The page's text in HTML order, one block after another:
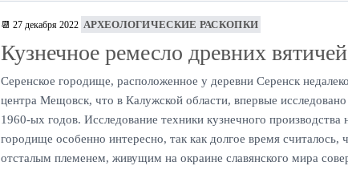
📆 27 декабря 2022 АРХЕОЛОГИЧЕСКИЕ РАСКОПКИ
Кузнечное ремесло древних вятичей
Серенское городище, расположенное у деревни Серенск
центра Мещовск, что в Калужской области, впервые
1960-ых годов. Исследование техники кузнечного производства
городище особенно интересно, так как долгое время считалось,
отсталым племенем, живущим на окраине славянского мира